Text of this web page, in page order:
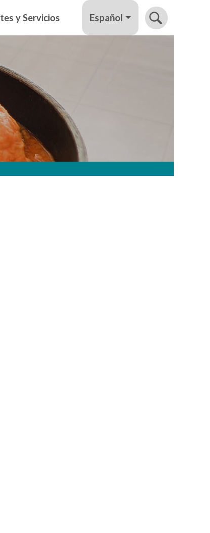
y Servicios Español